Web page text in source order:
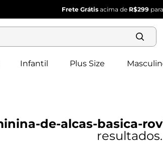
Frete Grátis acima de R$299
Infantil Plus Size
de-alcas-basica-
Termos mais
buscados
4º
dianna
calça
feminina